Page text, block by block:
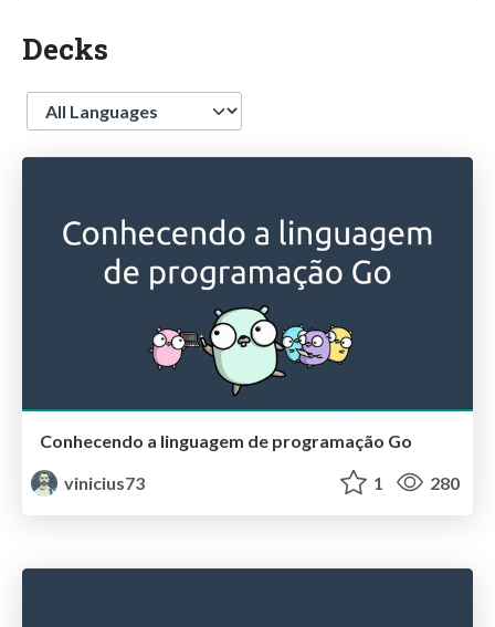
Decks
Language
Conhecendo a linguagem de programação Go
vinicius73
1 280